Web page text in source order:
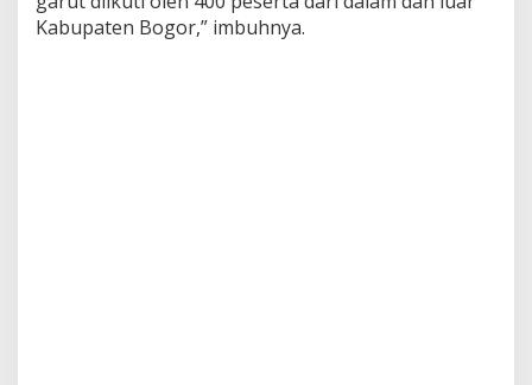
Kabupaten Bogor,” imbuhnya.